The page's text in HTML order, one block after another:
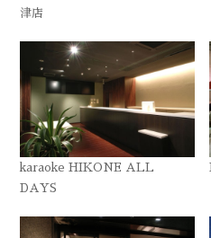
津店
karaoke HIKONE ALL
DAYS